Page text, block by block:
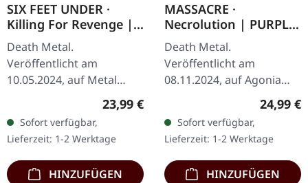
SIX FEET UNDER ·
Killing For Revenge |
KHAKI BROWN
MARBLED LP
Death Metal.
Veröffentlicht am
10.05.2024, auf Metal
marmoriertes Vinyl im
Standard-Cover. Limitiert
auf 300 Stück. Six…
Regulärer Preis:
23,99 €
Sofort verfügbar,
Lieferzeit: 1-2 Werktage
HINZUFÜGEN
MASSACRE ·
Necrolution | PURPLE
LP
Death Metal.
Veröffentlicht am
08.11.2024, auf Agonia
Records. Purple Vinyl.
Limitiert auf 200 Stück.
"Necrolution" von
Massacre ist eine
kraftvolle…
24,99 €
Sofort verfügbar,
Lieferzeit: 1-2 Werktage
HINZUFÜGEN